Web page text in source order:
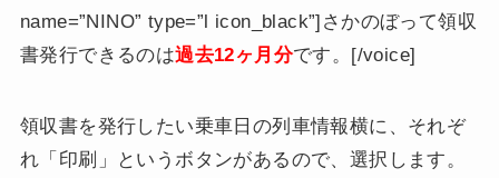
name=”NINO” type=”l icon_black”]さかのぼって領収
書発行できるのは過去12ヶ月分です。[/voice]
領収書を発行したい乗車日の列車情報横に、それぞ
れ「印刷」というボタンがあるので、選択します。